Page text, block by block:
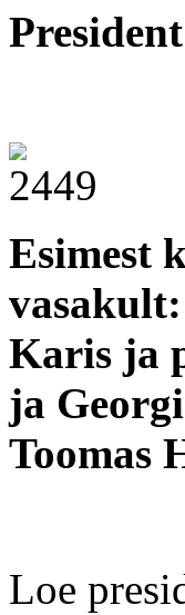
Esimest
Karis ja
ja
Toomas
Loe